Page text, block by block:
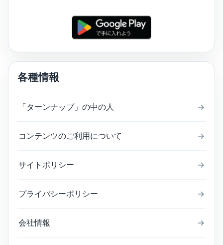
各種情報
「ターンナップ」の中の人 →
コンテンツのご利用について →
サイトポリシー →
プライバシーポリシー →
会社情報 →